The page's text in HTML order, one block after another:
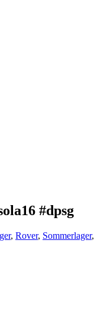
#dpsg
, Rover, Sommerlager,